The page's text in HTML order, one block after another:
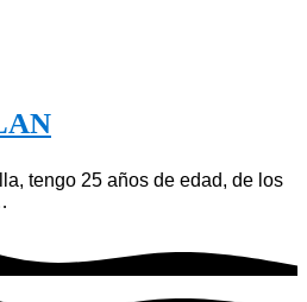
tengo 25 años de edad, de los